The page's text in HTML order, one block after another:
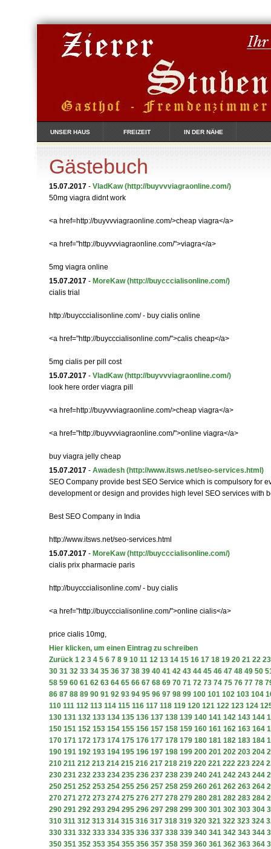
UNSER HAUS FREIZEIT IN DER NÄHE
Gästebuch
15.07.2017 - VladKaw (http://buyvvviagraonline.com/)
50mg viagra didnt work
<a href=http://buyvvviagraonline.com/>cheap viagra</a>
<a href="http://buyvvviagraonline.com/">viagra</a>
5mg viagra online
15.07.2017 - MoreKaw (http://buycccialisonline.com/)
cialis trial
http://buycccialisonline.com/ - buy cialis online
<a href="http://buycccialisonline.com/">calis cheap</a>
5mg cialis per pill cost
15.07.2017 - VladKaw (http://buyvvviagraonline.com/)
look here order viagra pill
<a href=http://buyvvviagraonline.com/>cheap viagra</a>
<a href="http://buyvvviagraonline.com/">online viagra</a>
buy viagra jelly cheap
15.07.2017 - Awadesh (http://www.itsws.net/seo-services.html)
SEO Company provide best SEO Service which is compulsory for
development or design and provides high level SEO services with
Best SEO Company in India
http://www.itsws.net/seo-services.html
15.07.2017 - MoreKaw (http://buycccialisonline.com/)
cialis prix pharmacie paris
http://buycccialisonline.com/ - buy cialis
<a href="http://buycccialisonline.com/">online cialis</a>
price cialis 10mg,
Hier klicken, um einen Eintrag zu schreiben
Zurück 1 2 3 4 5 6 7 8 9 10 11 12 13 14 15 16 17 18 19 20 21 22 23
30 31 32 33 34 35 36 37 38 39 40 41 42 43 44 45 46 47 48 49 50
58 59 60 61 62 63 64 65 66 67 68 69 70 71 72 73 74 75 76 77 78
86 87 88 89 90 91 92 93 94 95 96 97 98 99 100 101 102 103 104
110 111 112 113 114 115 116 117 118 119 120 121 122 123 124
130 131 132 133 134 135 136 137 138 139 140 141 142 143 144
150 151 152 153 154 155 156 157 158 159 160 161 162 163 164
170 171 172 173 174 175 176 177 178 179 180 181 182 183 184
190 191 192 193 194 195 196 197 198 199 200 201 202 203 204
210 211 212 213 214 215 216 217 218 219 220 221 222 223 224
230 231 232 233 234 235 236 237 238 239 240 241 242 243 244
250 251 252 253 254 255 256 257 258 259 260 261 262 263 264
270 271 272 273 274 275 276 277 278 279 280 281 282 283 284
290 291 292 293 294 295 296 297 298 299 300 301 302 303 304
310 311 312 313 314 315 316 317 318 319 320 321 322 323 324
330 331 332 333 334 335 336 337 338 339 340 341 342 343 344
350 351 352 353 354 355 356 357 358 359 360 361 362 363 364